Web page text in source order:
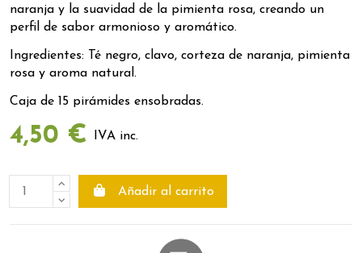
naranja y la suavidad de la pimienta rosa, creando un
perfil de sabor armonioso y aromático.
Ingredientes: Té negro, clavo, corteza de naranja, pimienta
rosa y aroma natural.
Caja de 15 pirámides ensobradas.
4,50 € IVA inc.
Añadir al carrito